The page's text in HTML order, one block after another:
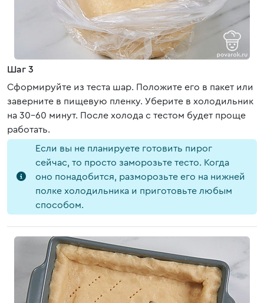
Шаг 3
Сформируйте из теста шар. Положите его в пакет или
заверните в пищевую пленку. Уберите в холодильник
на 30-60 минут. После холода с тестом будет проще
работать.
Если вы не планируете готовить пирог
сейчас, то просто заморозьте тесто. Когда
оно понадобится, разморозьте его на нижней
полке холодильника и приготовьте любым
способом.